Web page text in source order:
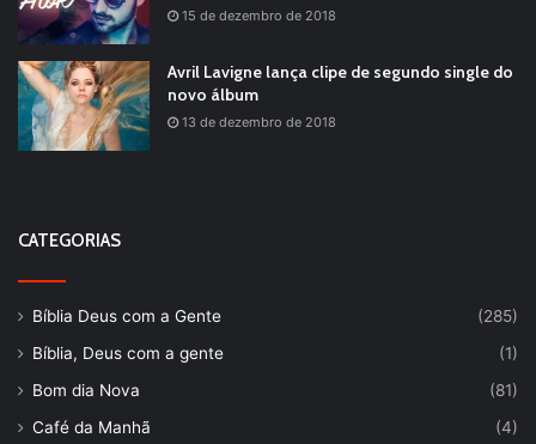
15 de dezembro de 2018
Avril Lavigne lança clipe de segundo single do
novo álbum
13 de dezembro de 2018
CATEGORIAS
Bíblia Deus com a Gente
(285)
Bíblia, Deus com a gente
(1)
Bom dia Nova
(81)
Café da Manhã
(4)